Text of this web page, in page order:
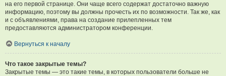
на его первой странице. Они чаще всего содержат достаточно важную
информацию, поэтому вы должны прочесть их по возможности. Так же, как
и с объявлениями, права на создание прилепленных тем
предоставляются администратором конференции.
Вернуться к началу
Что такое закрытые темы?
Закрытые темы — это такие темы, в которых пользователи больше не